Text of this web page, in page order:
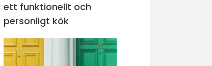
ett funktionellt och
personligt kök